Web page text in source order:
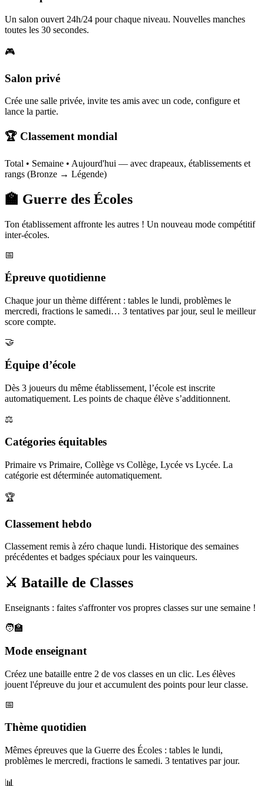
Un salon ouvert 24h/24 pour chaque niveau. Nouvelles manches
toutes les 30 secondes.
🎮
Salon privé
Crée une salle privée, invite tes amis avec un code, configure et
lance la partie.
🏆 Classement mondial
Total • Semaine • Aujourd'hui — avec drapeaux, établissements et
rangs (Bronze → Légende)
🏫 Guerre des Écoles
Ton établissement affronte les autres ! Un nouveau mode compétitif
inter-écoles.
📅
Épreuve quotidienne
Chaque jour un thème différent : tables le lundi, problèmes le
mercredi, fractions le samedi… 3 tentatives par jour, seul le meilleur
score compte.
🤝
Équipe d’école
Dès 3 joueurs du même établissement, l’école est inscrite
automatiquement. Les points de chaque élève s’additionnent.
⚖️
Catégories équitables
Primaire vs Primaire, Collège vs Collège, Lycée vs Lycée. La
catégorie est déterminée automatiquement.
🏆
Classement hebdo
Classement remis à zéro chaque lundi. Historique des semaines
précédentes et badges spéciaux pour les vainqueurs.
⚔️ Bataille de Classes
Enseignants : faites s'affronter vos propres classes sur une semaine !
🧑‍🏫
Mode enseignant
Créez une bataille entre 2 de vos classes en un clic. Les élèves
jouent l'épreuve du jour et accumulent des points pour leur classe.
📅
Thème quotidien
Mêmes épreuves que la Guerre des Écoles : tables le lundi,
problèmes le mercredi, fractions le samedi. 3 tentatives par jour.
📊